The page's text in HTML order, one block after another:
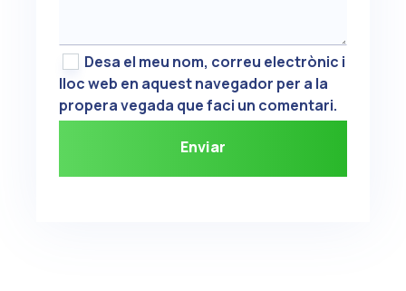
Desa el meu nom, correu electrònic i
lloc web en aquest navegador per a la
propera vegada que faci un comentari.